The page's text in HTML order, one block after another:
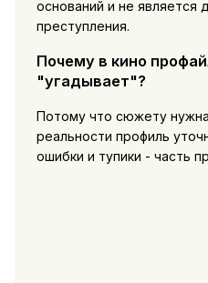
оснований и не является
преступления.
Почему в кино
"угадывает"?
Потому что сюжету
реальности профиль
ошибки и тупики - часть